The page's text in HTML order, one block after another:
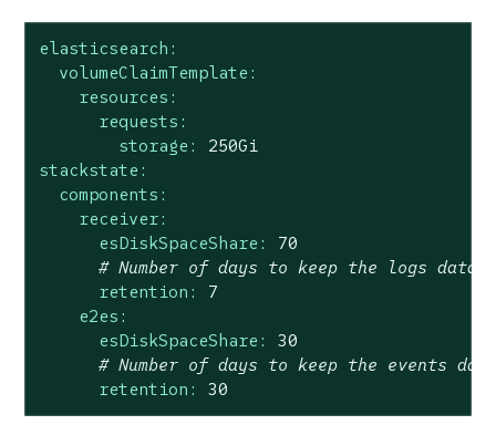
elasticsearch:
volumeClaimTemplate:
resources:
requests:
storage:
250Gi
stackstate:
components:
receiver:
esDiskSpaceShare:
70
# Number of days to keep the logs data
retention:
7
e2es:
esDiskSpaceShare:
30
# Number of days to keep the events
retention:
30